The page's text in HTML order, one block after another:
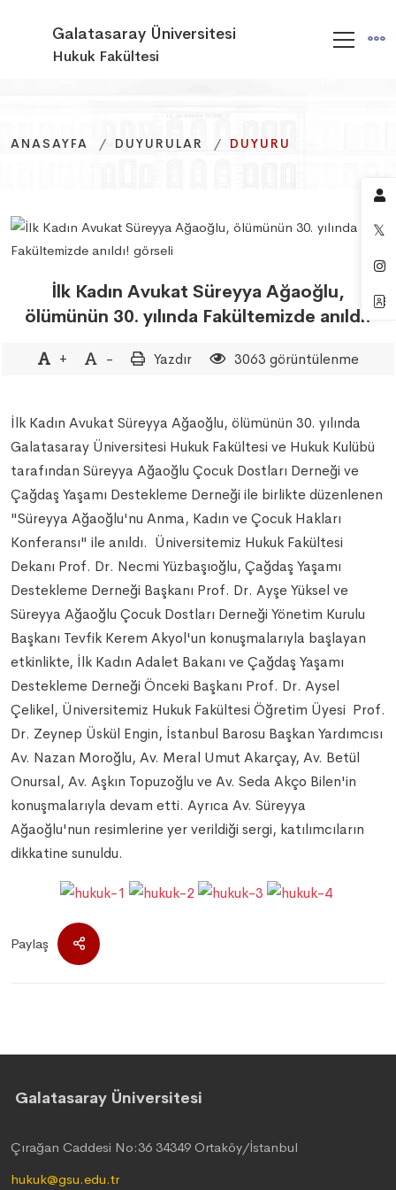
Galatasaray Üniversitesi
Hukuk Fakültesi
ANASAYFA DUYURULAR DUYURU
ANASAYFA DUYURULAR DUYURU
ANASAYFA DUYURULAR DUYURU
İlk Kadın Avukat Süreyya Ağaoğlu,
ölümünün 30. yılında Fakültemizde anıldı!
+ - Yazdır 3063 görüntülenme
İlk Kadın Avukat Süreyya Ağaoğlu, ölümünün 30. yılında
Galatasaray Üniversitesi Hukuk Fakültesi ve Hukuk Kulübü
tarafından Süreyya Ağaoğlu Çocuk Dostları Derneği ve
Çağdaş Yaşamı Destekleme Derneği ile birlikte düzenlenen
"Süreyya Ağaoğlu'nu Anma, Kadın ve Çocuk Hakları
Konferansı" ile anıldı. Üniversitemiz Hukuk Fakültesi
Dekanı Prof. Dr. Necmi Yüzbaşıoğlu, Çağdaş Yaşamı
Destekleme Derneği Başkanı Prof. Dr. Ayşe Yüksel ve
Süreyya Ağaoğlu Çocuk Dostları Derneği Yönetim Kurulu
Başkanı Tevfik Kerem Akyol'un konuşmalarıyla başlayan
etkinlikte, İlk Kadın Adalet Bakanı ve Çağdaş Yaşamı
Destekleme Derneği Önceki Başkanı Prof. Dr. Aysel
Çelikel, Üniversitemiz Hukuk Fakültesi Öğretim Üyesi Prof.
Dr. Zeynep Üskül Engin, İstanbul Barosu Başkan Yardımcısı
Av. Nazan Moroğlu, Av. Meral Umut Akarçay, Av. Betül
Onursal, Av. Aşkın Topuzoğlu ve Av. Seda Akço Bilen'in
konuşmalarıyla devam etti. Ayrıca Av. Süreyya
Ağaoğlu'nun resimlerine yer verildiği sergi, katılımcıların
dikkatine sunuldu.
Paylaş
Galatasaray Üniversitesi
Çırağan Caddesi No:36 34349 Ortaköy/İstanbul
hukuk@gsu.edu.tr